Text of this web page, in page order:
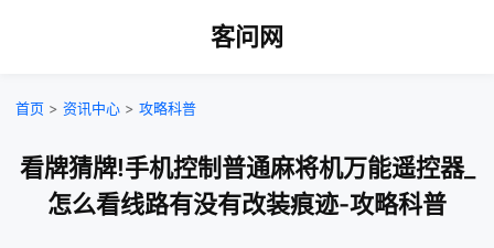
客问网
首页 > 资讯中心 > 攻略科普
看牌猜牌!手机控制普通麻将机万能遥控器_
怎么看线路有没有改装痕迹-攻略科普